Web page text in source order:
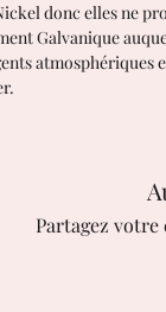
donc elles ne
Galvanique
atmosphériques
Partagez votre